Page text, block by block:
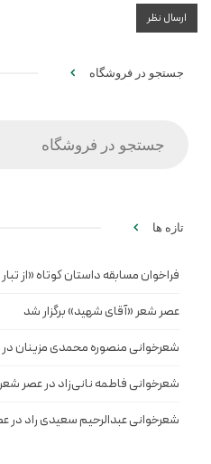
جستجو در فروشگاه
تازه ها
فراخوان مسابقه داستان کوتاه «از تبار
عصر شعر «آقای شهید» برگزار شد
شعرخوانی منصوره محمدی مزینان
شعرخوانی فاطمه نانی‌زاد در عصر
شعرخوانی عبدالرحیم سعیدی راد